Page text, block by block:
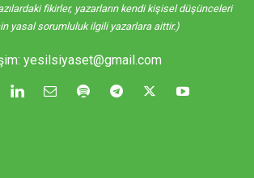
fikirler, yazarların kendi kişisel düşünceleri
yasal sorumluluk ilgili yazarlara aittir.)
yesilsiyaset@gmail.com